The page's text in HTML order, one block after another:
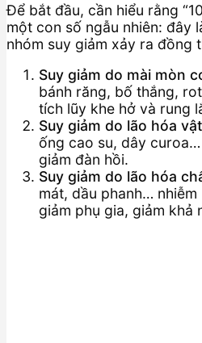
Để bắt đầu, cần hiểu rằng
một con số ngẫu nhiên: đây
nhóm suy giảm xảy ra đồng
Suy giảm do mài mòn
bánh răng, bố thắng,
tích lũy khe hở và rung
Suy giảm do lão hóa
ống cao su, dây
giảm đàn hồi.
Suy giảm do lão hóa
mát, dầu phanh…
giảm phụ gia, giảm khả